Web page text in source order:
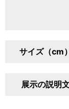
サイズ（cm）
展示の説明